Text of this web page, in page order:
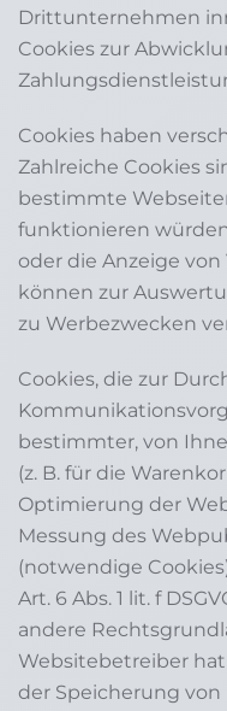
Drittunternehmen
Cookies zur
Cookies haben
Zahlreiche Cookies
bestimmte
funktionieren
oder die Anzeige von
können zur
zu Werbezwecken
Cookies, die zur
bestimmter, von
(z. B. für die
Optimierung der
Messung des
(notwendige
Art. 6 Abs. 1 lit. f
andere
Websitebetreiber
der Speicherung